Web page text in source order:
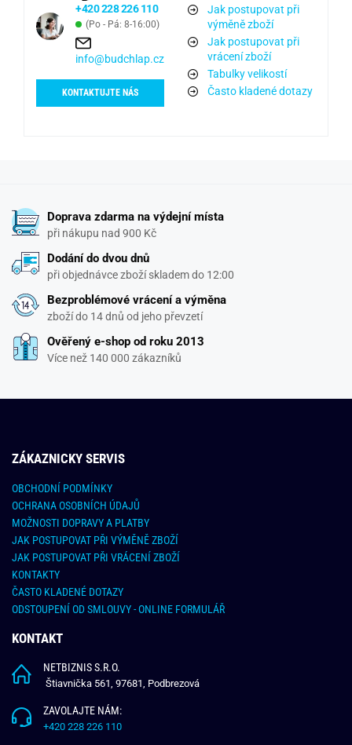
+420 228 226 110
(Po - Pá: 8-16:00)
info@budchlap.cz
KONTAKTUJTE NÁS
Jak postupovat při
výměně zboží
Jak postupovat při
vrácení zboží
Tabulky velikostí
Často kladené dotazy
Doprava zdarma na výdejní místa
při nákupu nad 900 Kč
Dodání do dvou dnů
při objednávce zboží skladem do 12:00
Bezproblémové vrácení a výměna
zboží do 14 dnů od jeho převzetí
Ověřený e-shop od roku 2013
Více než 140 000 zákazníků
ZÁKAZNICKY SERVIS
OBCHODNÍ PODMÍNKY
OCHRANA OSOBNÍCH ÚDAJŮ
MOŽNOSTI DOPRAVY A PLATBY
JAK POSTUPOVAT PŘI VÝMĚNĚ ZBOŽÍ
JAK POSTUPOVAT PŘI VRÁCENÍ ZBOŽÍ
KONTAKTY
ČASTO KLADENÉ DOTAZY
ODSTOUPENÍ OD SMLOUVY - ONLINE FORMULÁŘ
KONTAKT
NETBIZNIS S.R.O.
Štiavnička 561, 97681, Podbrezová
ZAVOLAJTE NÁM:
+420 228 226 110